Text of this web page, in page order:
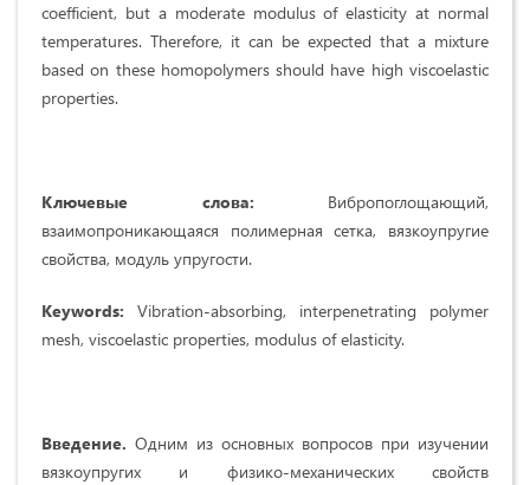
coefficient, but a moderate modulus of elasticity at normal
temperatures. Therefore, it can be expected that a mixture
based on these homopolymers should have high viscoelastic
properties.
Ключевые слова: Вибропоглощающий,
взаимопроникающаяся полимерная сетка, вязкоупругие
свойства, модуль упругости.
Keywords: Vibration-absorbing, interpenetrating polymer
mesh, viscoelastic properties, modulus of elasticity.
Введение. Одним из основных вопросов при изучении
вязкоупругих и физико-механических свойств